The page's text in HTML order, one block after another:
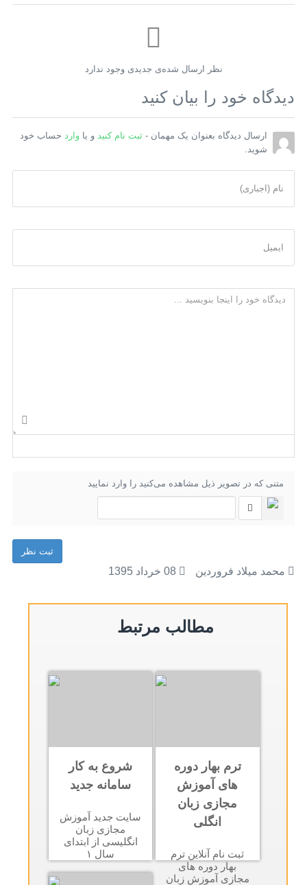
نظر ارسال شده‌ی جدیدی وجود ندارد
دیدگاه خود را بیان کنید
ارسال دیدگاه بعنوان یک مهمان - ثبت نام کنید و یا وارد حساب خود
شوید.
نام (اجباری)
ایمیل
متنی که در تصویر ذیل مشاهده می‌کنید را وارد نمایید
ثبت نظر
محمد میلاد فروردین 08 خرداد 1395
مطالب مرتبط
شروع به کار
سامانه جدید
سایت جدید آموزش
مجازی زبان
انگلیسی از ابتدای
سال ۱
ترم بهار دوره
های آموزش
مجازی زبان
انگلی
ثبت نام آنلاین ترم
بهار دوره های
مجازی آموزش زبان